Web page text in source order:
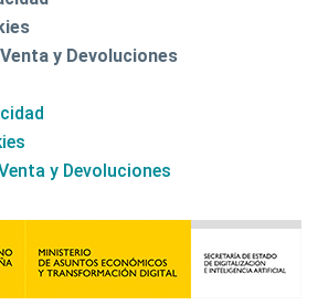
y Devoluciones
y Devoluciones